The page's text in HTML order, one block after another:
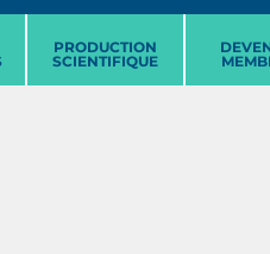
PRODUCTION
SCIENTIFIQUE